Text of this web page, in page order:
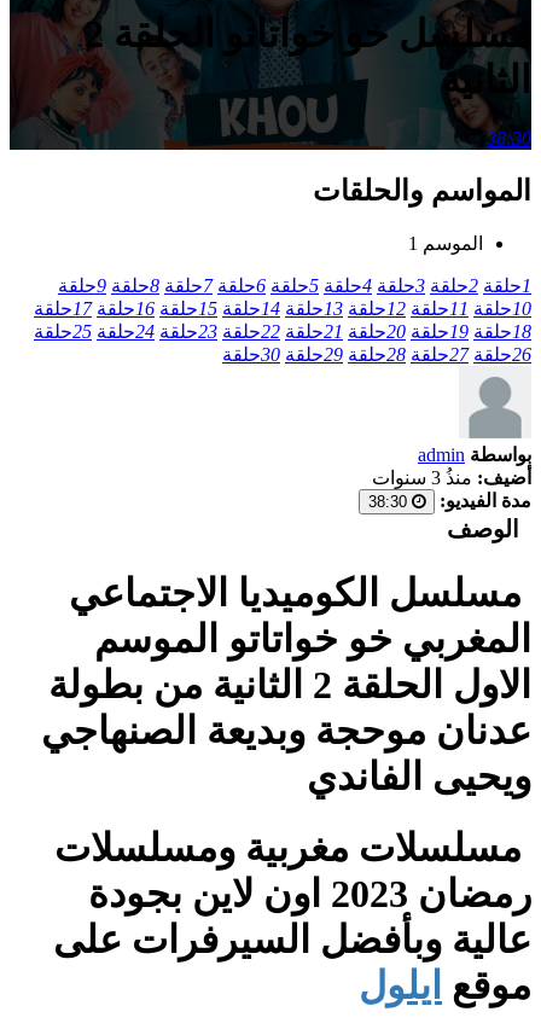
مسلسل خو خواتاتو الحلقة 2
الثانية
38:30
المواسم والحلقات
الموسم 1
1حلقة 2حلقة 3حلقة 4حلقة 5حلقة 6حلقة 7حلقة 8حلقة 9حلقة
10حلقة 11حلقة 12حلقة 13حلقة 14حلقة 15حلقة 16حلقة 17حلقة
18حلقة 19حلقة 20حلقة 21حلقة 22حلقة 23حلقة 24حلقة 25حلقة
26حلقة 27حلقة 28حلقة 29حلقة 30حلقة
بواسطة admin
أضيف: منذُ 3 سنوات
مدة الفيديو:
الوصف
مسلسل الكوميديا الاجتماعي
المغربي خو خواتاتو الموسم
الاول الحلقة 2 الثانية من بطولة
عدنان موحجة وبديعة الصنهاجي
ويحيى الفاندي
مسلسلات مغربية ومسلسلات
رمضان 2023 اون لاين بجودة
عالية وبأفضل السيرفرات على
موقع ايلول